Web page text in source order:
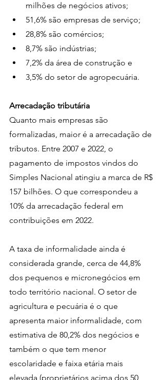
milhões de negócios ativos;
51,6% são empresas de serviço;
28,8% são comércios;
8,7% são indústrias;
7,2% da área de construção e
3,5% do setor de agropecuária.
Arrecadação tributária
Quanto mais empresas são
formalizadas, maior é a arrecadação de
tributos. Entre 2007 e 2022, o
pagamento de impostos vindos do
Simples Nacional atingiu a marca de R$
157 bilhões. O que correspondeu a
10% da arrecadação federal em
contribuições em 2022.
A taxa de informalidade ainda é
considerada grande, cerca de 44,8%
dos pequenos e micronegócios em
todo território nacional. O setor de
agricultura e pecuária é o que
apresenta maior informalidade, com
estimativa de 80,2% dos negócios e
também o que tem menor
escolaridade e faixa etária mais
elevada (proprietários acima dos 50